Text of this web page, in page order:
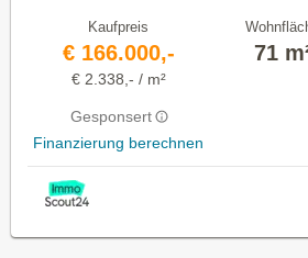
Kaufpreis
€ 166.000,-
€ 2.338,- / m²
Gesponsert
Finanzierung berechnen
71